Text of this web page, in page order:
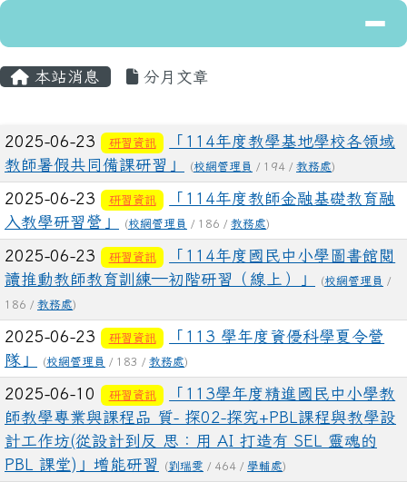
跳至主內容區
花蓮縣立富里國民中學
導覽列
本站消息 分月文章
文章列表
2025-06-23 研習資訊
「114年度教學基地學校各領域
教師暑假共同備課研習」
(校網管理員 / 194 / 教務處)
2025-06-23 研習資訊
「114年度教師金融基礎教育融
入教學研習營」
(校網管理員 / 186 / 教務處)
2025-06-23 研習資訊
「114年度國民中小學圖書館閱
讀推動教師教育訓練—初階研習（線上）」
(校網管理員
/
186 / 教務處)
2025-06-23 研習資訊
「113 學年度資優科學夏令營
隊」
(校網管理員 / 183 / 教務處)
2025-06-10 研習資訊
「113學年度精進國民中小學教
師教學專業與課程品 質- 探02-探究+PBL課程與教學設
計工作坊(從設計到反 思：用 AI 打造有 SEL 靈魂的
PBL 課堂)」增能研習
(劉瑞雯 / 464 / 學輔處)